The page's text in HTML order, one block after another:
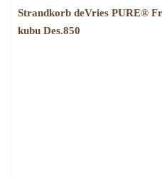
Strandkorb deVries PURE®
kubu Des.850